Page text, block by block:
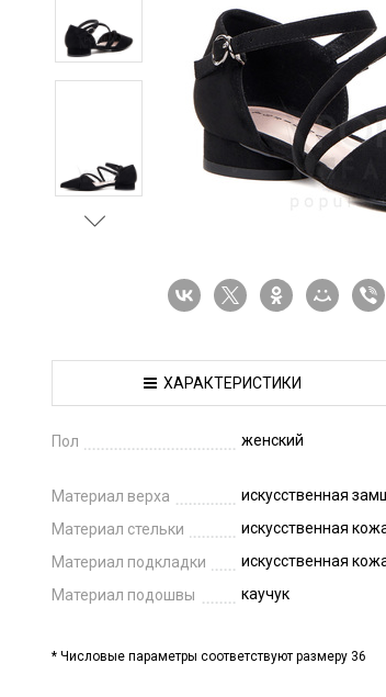
ХАРАКТЕРИСТИКИ
Пол женский
Материал верха
искусственная
Материал стельки
искусственная
Материал подкладки
искусственная
Материал подошвы
каучук
* Числовые параметры соответствуют размеру 36